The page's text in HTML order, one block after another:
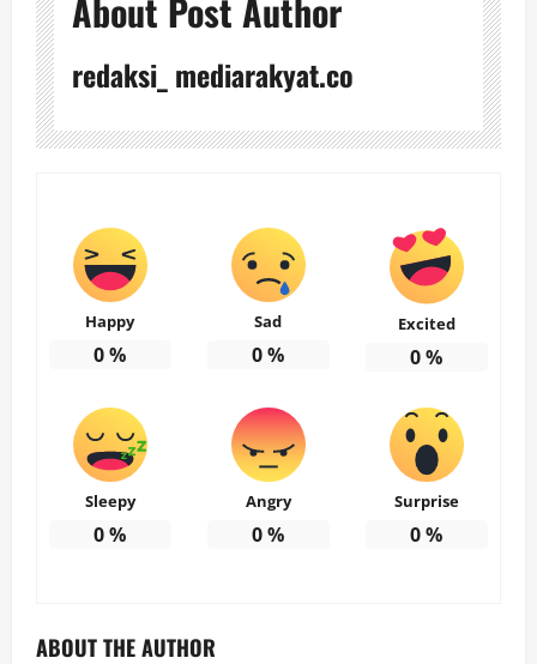
About Post Author
redaksi_ mediarakyat.co
Happy
0%
Sad
0%
Excited
0%
Sleepy
0%
Angry
0%
Surprise
0%
ABOUT THE AUTHOR